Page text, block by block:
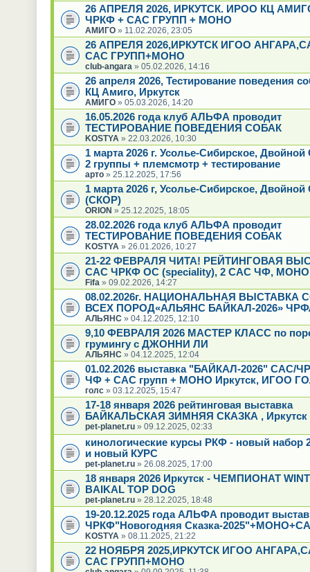
26 АПРЕЛЯ 2026, ИРКУТСК. ИРОО КЦ
ЧРКФ + САС ГРУПП + МОНО
АМИГО» 11.02.2026, 23:05
26 АПРЕЛЯ 2026,ИРКУТСК ИГОО
САС ГРУПП+МОНО
club-angara » 05.02.2026, 14:16
26 апреля 2026, Тестирование поведения
КЦ Амиго, Иркутск
АМИГО» 05.03.2026, 14:20
16.05.2026 года клуб АЛЬФА проводит
ТЕСТИРОВАНИЕ ПОВЕДЕНИЯ СОБАК
KOSTYA » 22.03.2026, 10:30
1 марта 2026 г. Усолье-Сибирское,
2 группы + племсмотр + тестирование
арто» 25.12.2025, 17:56
1 марта 2026 г, Усолье-Сибирское,
(СКОР)
ORION » 25.12.2025, 18:05
28.02.2026 года клуб АЛЬФА проводит
ТЕСТИРОВАНИЕ ПОВЕДЕНИЯ СОБАК
KOSTYA » 26.01.2026, 10:27
21-22 ФЕВРАЛЯ ЧИТА! РЕЙТИНГОВАЯ
САС ЧРКФ ОС (speciality), 2 САС ЧФ,
Fifa » 09.02.2026, 14:27
08.02.2026г. НАЦИОНАЛЬНАЯ ВЫСТАВКА
ВСЕХ ПОРОД«АЛЬЯНС БАЙКАЛ-2026»
АЛЬЯНС » 04.12.2025, 12:10
9,10 ФЕВРАЛЯ 2026 МАСТЕР КЛАСС по
грумингу с ДЖОННИ ЛИ
АЛЬЯНС » 04.12.2025, 12:04
01.02.2026 выставка "БАЙКАЛ-2026" САС/
ЧФ + САС групп + МОНО Иркутск, ИГОО
голс» 03.12.2025, 15:47
17-18 января 2026 рейтинговая выставка
БАЙКАЛЬСКАЯ ЗИМНЯЯ СКАЗКА , Иркутск
pet-planet.ru» 09.12.2025, 02:33
кинологические курсы РКФ - новый набор
и новый КУРС
pet-planet.ru» 26.08.2025, 17:00
18 января 2026 Иркутск - ЧЕМПИОНАТ
BAIKAL TOP DOG
pet-planet.ru» 28.12.2025, 18:48
19-20.12.2025 года АЛЬФА проводит
ЧРКФ"Новогодняя Сказка-
KOSTYA » 08.11.2025, 21:22
22 НОЯБРЯ 2025,ИРКУТСК ИГОО
САС ГРУПП+МОНО